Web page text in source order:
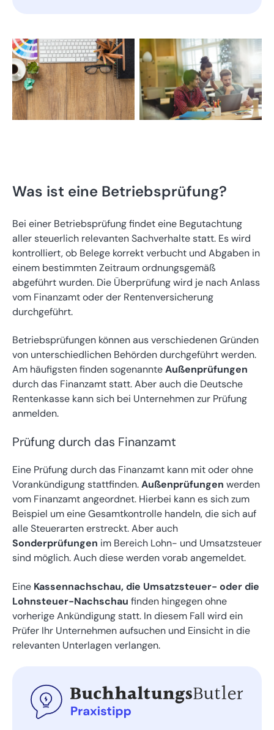
Was ist eine Betriebsprüfung?
Bei einer Betriebsprüfung findet eine Begutachtung
aller steuerlich relevanten Sachverhalte statt. Es wird
kontrolliert, ob Belege korrekt verbucht und Abgaben in
einem bestimmten Zeitraum ordnungsgemäß
abgeführt wurden. Die Überprüfung wird je nach Anlass
vom Finanzamt oder der Rentenversicherung
durchgeführt.
Betriebsprüfungen können aus verschiedenen Gründen
von unterschiedlichen Behörden durchgeführt werden.
Am häufigsten finden sogenannteAußenprüfungen
durch das Finanzamt statt. Aber auch die Deutsche
Rentenkasse kann sich bei Unternehmen zur Prüfung
anmelden.
Prüfung durch das Finanzamt
Eine Prüfung durch das Finanzamt kann mit oder ohne
Vorankündigung stattfinden.Außenprüfungen werden
vom Finanzamt angeordnet. Hierbei kann es sich zum
Beispiel um eine Gesamtkontrolle handeln, die sich auf
alle Steuerarten erstreckt. Aber auch
Sonderprüfungen im Bereich Lohn- und Umsatzsteuer
sind möglich. Auch diese werden vorab angemeldet.
Eine Kassennachschau, die Umsatzsteuer- oder die
Lohnsteuer-Nachschau finden hingegen ohne
vorherige Ankündigung statt. In diesem Fall wird ein
Prüfer Ihr Unternehmen aufsuchen und Einsicht in die
relevanten Unterlagen verlangen.